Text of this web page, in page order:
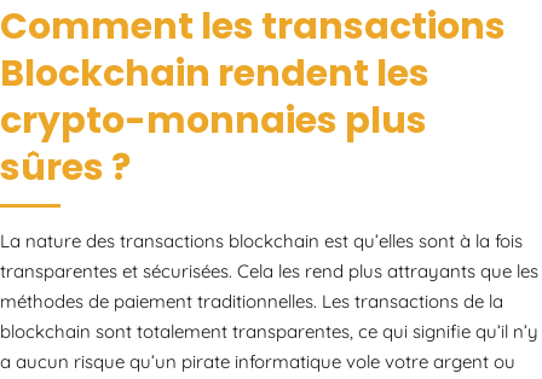
Comment les transactions
Blockchain rendent les
crypto-monnaies plus
sûres ?
La nature des transactions blockchain est qu’elles sont à la fois
transparentes et sécurisées. Cela les rend plus attrayants que les
méthodes de paiement traditionnelles. Les transactions de la
blockchain sont totalement transparentes, ce qui signifie qu’il n’y
a aucun risque qu’un pirate informatique vole votre argent ou